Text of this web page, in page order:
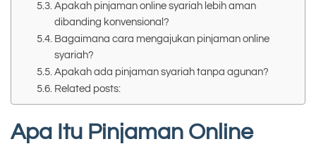
Apakah pinjaman online syariah lebih aman
dibanding konvensional?
Bagaimana cara mengajukan pinjaman online
syariah?
Apakah ada pinjaman syariah tanpa agunan?
Related posts:
Apa Itu Pinjaman Online